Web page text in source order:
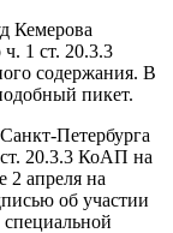
Кемерова
1 ст. 20.3.3
содержания. В
пикет.
Петербурга
20.3.3 КоАП на
2 апреля на
об участии